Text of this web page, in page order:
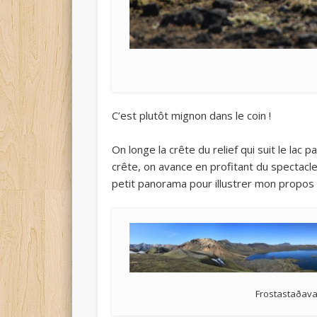
C’est plutôt mignon dans le coin !
On longe la crête du relief qui suit le lac
crête, on avance en profitant du
petit panorama pour illustrer mon propos